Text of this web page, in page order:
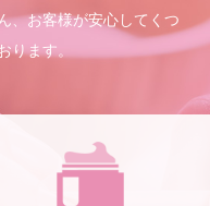
、お客様が安心してくつ
ります。